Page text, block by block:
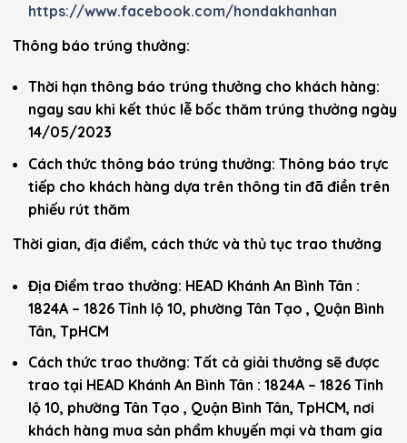
https://www.facebook.com/hondakhanhan
Thông báo trúng thưởng:
Thời hạn thông báo trúng thưởng cho khách hàng:
ngay sau khi kết thúc lễ bốc thăm trúng thưởng ngày
14/05/2023
Cách thức thông báo trúng thưởng: Thông báo trực
tiếp cho khách hàng dựa trên thông tin đã điền trên
phiếu rút thăm
Thời gian, địa điểm, cách thức và thủ tục trao thưởng
Địa Điểm trao thưởng: HEAD Khánh An Bình Tân :
1824A – 1826 Tỉnh lộ 10, phường Tân Tạo , Quận Bình
Tân, TpHCM
Cách thức trao thưởng: Tất cả giải thưởng sẽ được
trao tại HEAD Khánh An Bình Tân : 1824A – 1826 Tỉnh
lộ 10, phường Tân Tạo , Quận Bình Tân, TpHCM, nơi
khách hàng mua sản phẩm khuyến mại và tham gia